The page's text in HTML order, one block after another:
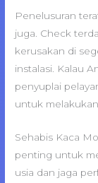
Penelusuran
juga. Check
kerusakan di
instalasi. Kalau
penyuplai
untuk
Sehabis Kaca
penting untuk
usia dan jaga